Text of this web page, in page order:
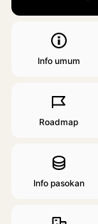
Info umum
Roadmap
Info pasokan